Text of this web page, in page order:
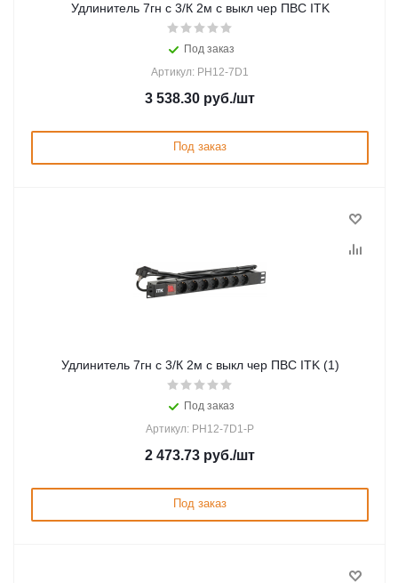
Удлинитель 7гн с 3/К 2м с выкл чер ПВС ITK
Под заказ
Артикул: PH12-7D1
3 538.30 руб./шт
Под заказ
Удлинитель 7гн с 3/К 2м с выкл чер ПВС ITK (1)
Под заказ
Артикул: PH12-7D1-P
2 473.73 руб./шт
Под заказ